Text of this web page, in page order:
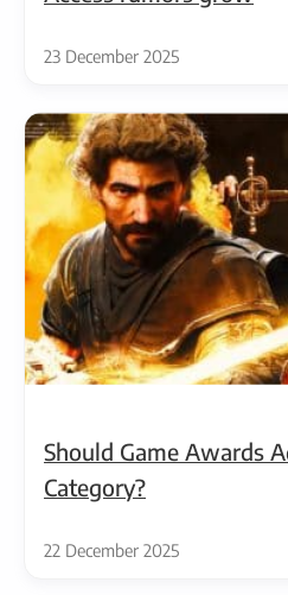
23 December 2025
Should Game Awards
Category?
22 December 2025